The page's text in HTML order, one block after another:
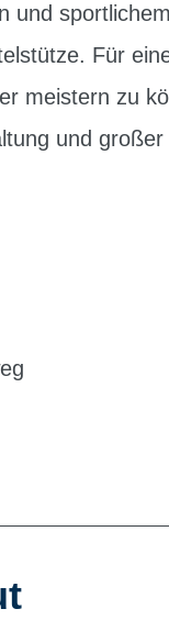
und
Für
meistern zu
und